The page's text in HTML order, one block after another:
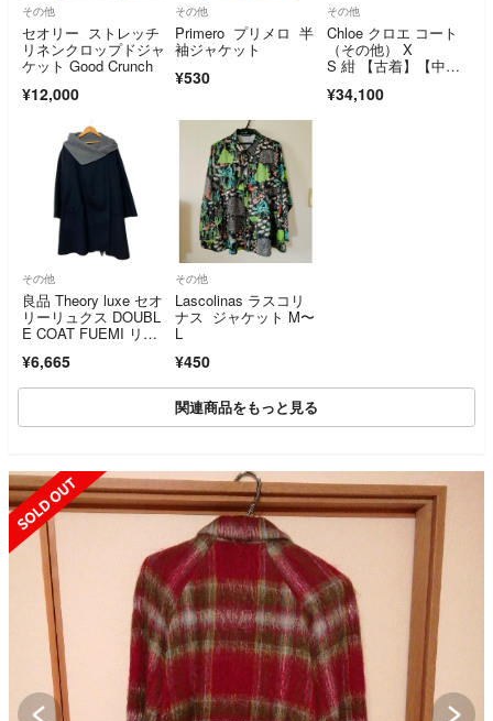
その他
セオリー ストレッチ
リネンクロップドジャ
ケット Good Crunch
¥12,000
その他
Primero プリメロ 半
袖ジャケット
¥530
その他
Chloe クロエ コート
（その他） X
S 紺 【古着】【中
¥34,100
その他
良品 Theory luxe セオ
リーリュクス DOUBL
E COAT FUEMI リバ
イスコート サイズ3
8 ブラック グレー レ
¥6,665
その他
Lascolinas ラスコリ
ナス ジャケット M〜
L
¥450
関連商品をもっと見る
SOLD OUT